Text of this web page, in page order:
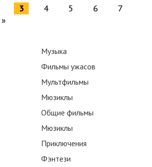
3 4 5 6
7
»
Музыка
Фильмы ужасов
Мультфильмы
Мюзиклы
Общие фильмы
Мюзиклы
Приключения
Фэнтези